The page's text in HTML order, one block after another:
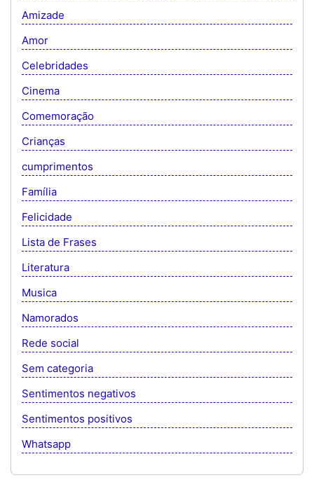
Amizade
Amor
Celebridades
Cinema
Comemoração
Crianças
cumprimentos
Família
Felicidade
Lista de Frases
Literatura
Musica
Namorados
Rede social
Sem categoria
Sentimentos negativos
Sentimentos positivos
Whatsapp